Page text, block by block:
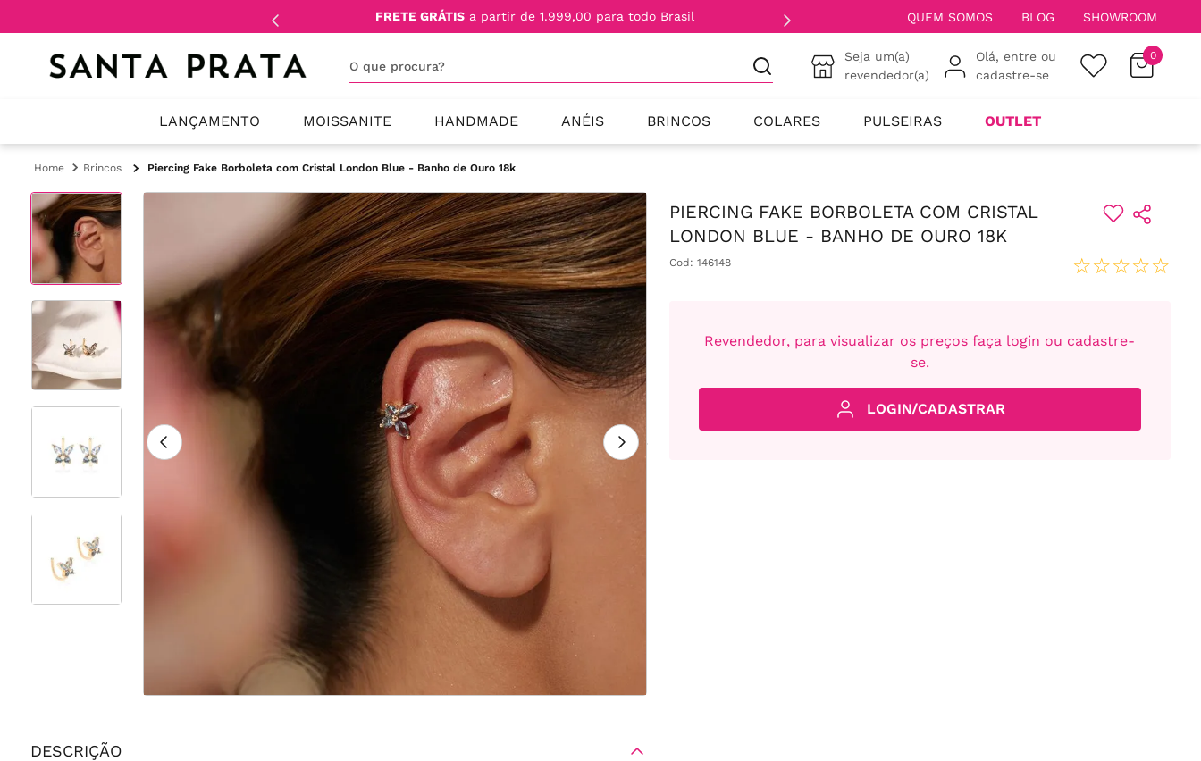
FRETE GRÁTIS a partir de 1.999,00 para todo Brasil QUEM SOMOS BLOG SHOWROOM
Seja um(a)
revendedor(a)
Olá, entre ou
cadastre-se
0
LANÇAMENTO MOISSANITE HANDMADE ANÉIS BRINCOS COLARES PULSEIRAS OUTLET
Brincos Piercing Fake Borboleta com Cristal London Blue - Banho de Ouro 18k
DESCRIÇÃO
PIERCING FAKE BORBOLETA COM CRISTAL
LONDON BLUE - BANHO DE OURO 18K
Cod: 146148 ☆☆☆☆☆
Revendedor, para visualizar os preços faça login ou cadastre-
se.
LOGIN/CADASTRAR